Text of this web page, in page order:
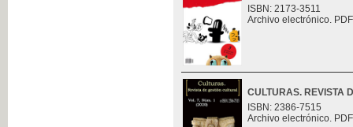
ISBN: 2173-3511
Archivo electrónico.
CULTURAS. REVISTA
ISBN: 2386-7515
Archivo electrónico.